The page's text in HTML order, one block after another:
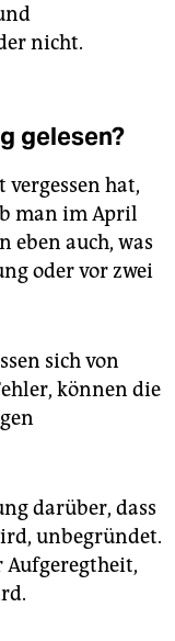
nicht.
gelesen?
vergessen hat,
man im April
eben auch, was
oder vor zwei
sich von
können die
darüber, dass
unbegründet.
Aufgeregtheit,